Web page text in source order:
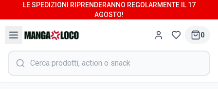
LE SPEDIZIONI RIPRENDERANNO REGOLARMENTE IL 17
AGOSTO!
0